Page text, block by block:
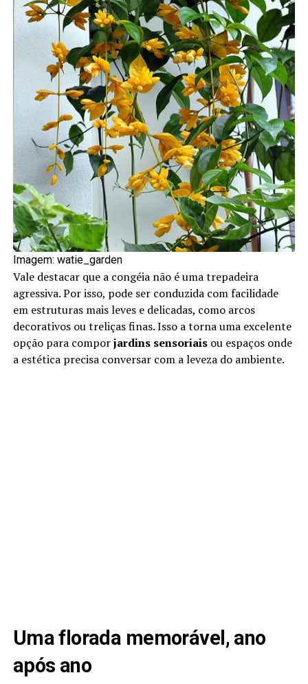
Imagem: watie_garden
Vale destacar que a congéia não é uma trepadeira
agressiva. Por isso, pode ser conduzida com facilidade
em estruturas mais leves e delicadas, como arcos
decorativos ou treliças finas. Isso a torna uma excelente
opção para comporjardins sensoriaisou espaços onde
a estética precisa conversar com a leveza do ambiente.
Uma florada memorável, ano
após ano